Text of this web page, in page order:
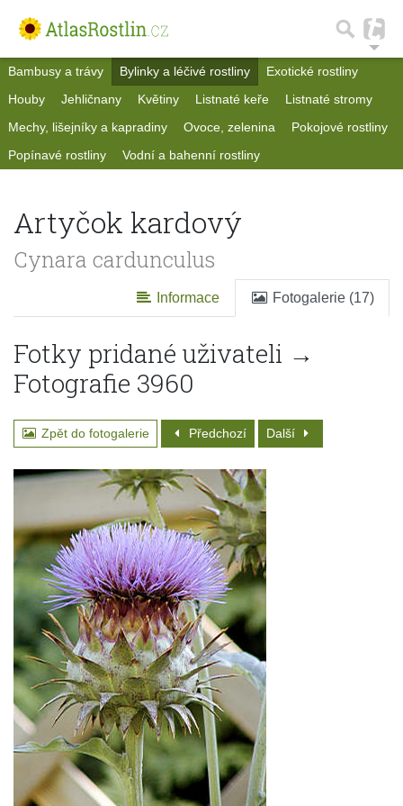
Bambusy a trávy Bylinky a léčivé rostliny
Exotické rostliny
Houby
Jehličnany Květiny Listnaté keře
Listnaté stromy
Mechy, lišejníky a kapradiny
Ovoce, zelenina
Pokojové rostliny
Popínavé rostliny
Vodní a bahenní rostliny
Artyčok kardový
Cynara cardunculus
Informace Fotogalerie (17)
Fotky pridané uživateli →
Fotografie 3960
Zpět do fotogalerie Předchozí Další